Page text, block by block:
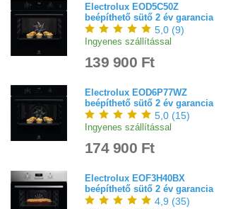
Electrolux EOD5C50Z
beépíthető sütő 2 év garancia
5,0 (9)
Ingyenes szállítással
139 900 Ft
Electrolux EOD6P77WZ
beépíthető sütő 2 év garancia
5,0 (15)
Ingyenes szállítással
174 900 Ft
Electrolux EOF3H40BX
beépíthető sütő 2 év garancia
4,9 (35)